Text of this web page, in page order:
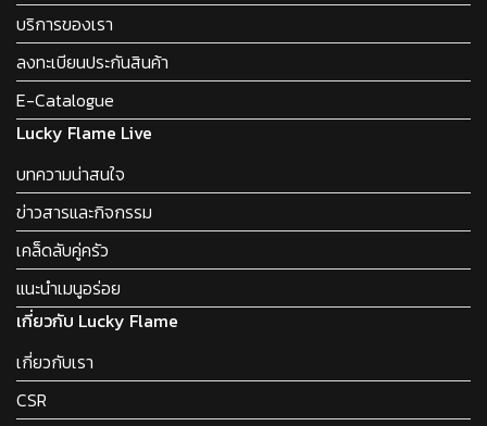
บริการของเรา
ลงทะเบียนประกันสินค้า
E-Catalogue
Lucky Flame Live
บทความน่าสนใจ
ข่าวสารและกิจกรรม
เคล็ดลับคู่ครัว
แนะนำเมนูอร่อย
เกี่ยวกับ Lucky Flame
เกี่ยวกับเรา
CSR